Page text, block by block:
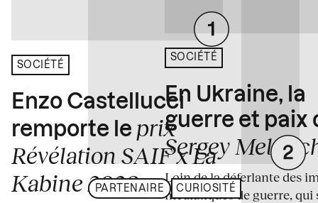
SOCIÉTÉ
Enzo Castellucci
remporte le prix
Révélation SAIF x La
Kabine 2026
PARTENAIRE CURIOSITÉ
SOCIÉTÉ
En Ukraine, la
guerre et paix
Sergey
Loin de la déferlante des
médiatiques de guerre, qui